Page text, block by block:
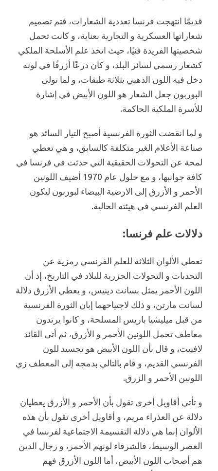
قديمًا انتهجت فرنسا تعددية الشعارات، فتم تصميم
شعاراتها العسكرية و التجارية بعناية، و كانت تحمل
شخصيتها الفريدة فنيًا، حيث اتخذ علم الأسلحة الملكي
كشعار رسمي لسائر البلد، و كان درعًا أزرقًا في لونه
دخل فيه اللون الذهبي بثلاثة طبقات، و لما تولى
البوربون جعل الشعار هو اللون الأبيض في إشارة
للأسرة الملكية الحاكمة.
و لما انقضت الثورة الفرنسية أصبح التيار السائد هو
صناعة الأعلام الغير متكلفة كالسابق، و هي تعطي
لمحة عن التحولات الحقيقية التي حدثت في فرنسا في
كافة جوانبها، و مع حلول عام 1970 أضيف اللونين
الأحمر و الأزرق إلى الارضية البيضاء لبوربون ليكون
العلم الفرنسي في هيئته الحالية.
دلالات علم فرنسا:
تعطي الألوان الثلاثة للعلم الفرنسي رمزية عن
التحديات و التحولات الجزرية للبلاد في التاريخ، إذ أن
اللون الأحمر يمثل بسانت دينيس، و يعطي الأزرق دلالة
لسانت مارتن، و ذلك لاجتياحهما إبان الثورة الفرنسية
من قبل ميليشيا باريس المسلحة، و كانوا يرتدون
معاطف تحمل اللونين الأحمر و الأزرق، ثم أتى القائد
لافييت، و قال بأن اللون الأبيض هو تجسيد للون
الفرنسي القديم، و قام بالتالي بدمجه إلى المعطف زي
اللونين الأحمر و الزرق.
و تأتي أقاويل أخرى تقول بأن الأحمر و الأزرق يعطيان
دلالة عن العذراء مريم، و أقاويل أخرى تقول بأن هذه
الألوان إنما هي دلالة التقسيمة الاجتماعية لفرنسا في
العصر الوسيط، فالشرفاء لونهم الأحمر، و رجال الدين
هم أصحاب اللون الأبيض، أما اللون الأزرق فهم